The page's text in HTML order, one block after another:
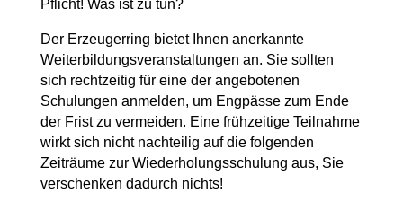
Pflicht! Was ist zu tun?
Der Erzeugerring bietet Ihnen anerkannte
Weiterbildungsveranstaltungen an. Sie sollten
sich rechtzeitig für eine der angebotenen
Schulungen anmelden, um Engpässe zum Ende
der Frist zu vermeiden. Eine frühzeitige Teilnahme
wirkt sich nicht nachteilig auf die folgenden
Zeiträume zur Wiederholungsschulung aus, Sie
verschenken dadurch nichts!